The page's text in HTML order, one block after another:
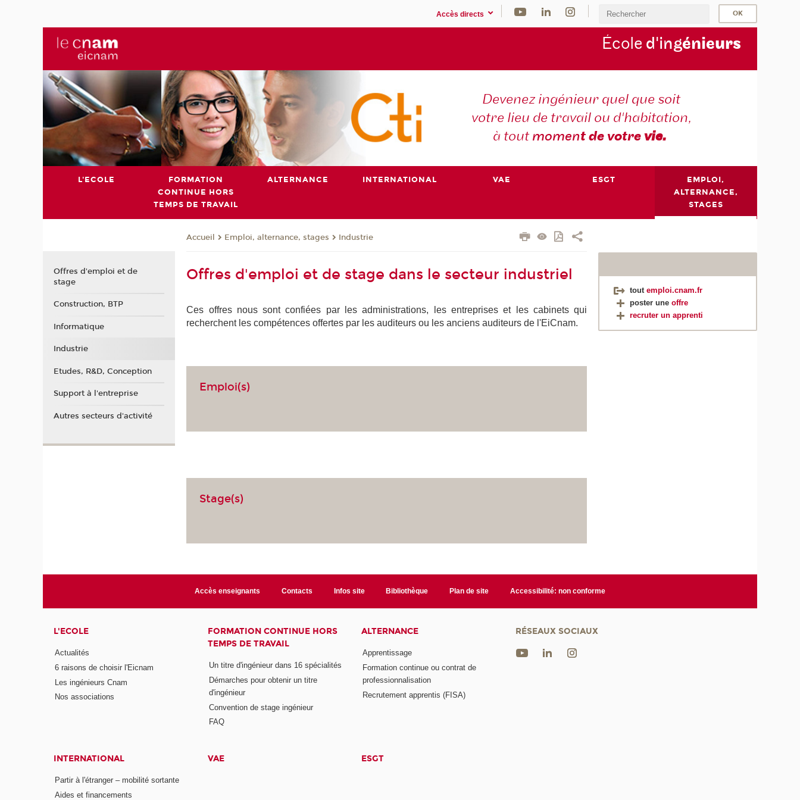
Accès directs
École d'ingénieurs
Devenez ingénieur quel que soit
votre lieu de travail ou d'habitation,
à toutmoment de votrevie.
L'ECOLE
FORMATION
CONTINUE HORS
TEMPS DE TRAVAIL
ALTERNANCE INTERNATIONAL VAE ESGT
EMPLOI,
ALTERNANCE,
STAGES
Accueil Emploi, alternance, stages Industrie
Offres d'emploi et de stage dans le secteur industriel
Ces offres nous sont confiées par les administrations, les entreprises et les cabinets qui
recherchent les compétences offertes par les auditeurs ou les anciens auditeurs de l'EiCnam.
Emploi(s)
Stage(s)
toutemploi.cnam.fr
poster uneoffre
recruter un apprenti
Offres d'emploi et de
stage
Construction, BTP
Informatique
Industrie
Etudes, R&D, Conception
Support à l'entreprise
Autres secteurs d'activité
Accès enseignants Contacts Infos site Bibliothèque Plan de site Accessibilité: non conforme
L'ECOLE
Actualités
6 raisons de choisir l'Eicnam
Les ingénieurs Cnam
Nos associations
FORMATION CONTINUE HORS
TEMPS DE TRAVAIL
Un titre d'ingénieur dans 16 spécialités
Démarches pour obtenir un titre
d'ingénieur
Convention de stage ingénieur
FAQ
ALTERNANCE
Apprentissage
Formation continue ou contrat de
professionnalisation
Recrutement apprentis (FISA)
INTERNATIONAL
Partir à l'étranger – mobilité sortante
Aides et financements
VAE ESGT
RÉSEAUX SOCIAUX